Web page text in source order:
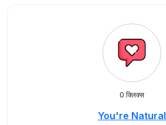
0 क्लिक्स
You're Natural